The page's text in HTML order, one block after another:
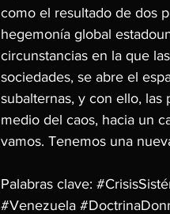
como el resultado de dos
hegemonía global
circunstancias en la que
sociedades, se abre el
subalternas, y con ello,
medio del caos, hacia un
vamos. Tenemos una
Palabras clave:
#Venezuela